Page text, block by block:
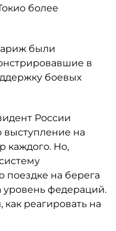
более
были
в
боевых
России
выступление на
Но,
на берега
федераций.
реагировать на